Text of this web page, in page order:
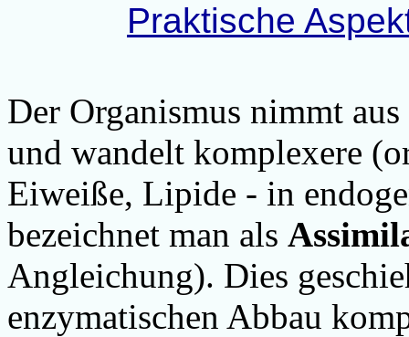
Praktische
Der Organismus nimmt
und wandelt komplexere
Eiweiße, Lipide - in
bezeichnet man als
Angleichung). Dies
enzymatischen Abbau